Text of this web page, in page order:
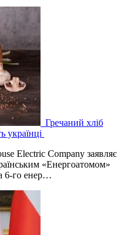
Гречаний хліб
українці
Electric Company заявляє
«Енергоатомом»
6-го енер…